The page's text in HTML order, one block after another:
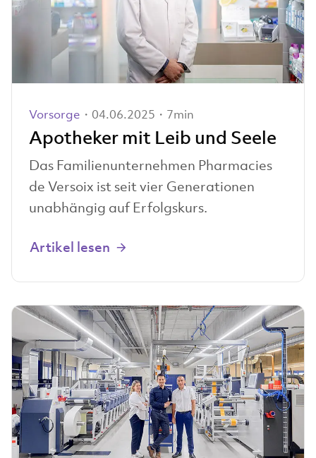
Vorsorge ・04.06.2025・7min
Apotheker mit Leib und Seele
Das Familienunternehmen Pharmacies
de Versoix ist seit vier Generationen
unabhängig auf Erfolgskurs.
Artikel lesen